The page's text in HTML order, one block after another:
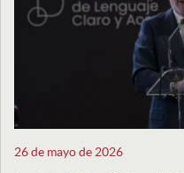
26 de mayo de 2026